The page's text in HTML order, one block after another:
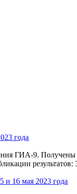
года
ГИА-9.
и 16 мая 2023 года